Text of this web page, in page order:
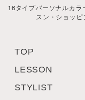
16タイプパーソナルカ
スン・ショッ
TOP
LESSON
STYLIST